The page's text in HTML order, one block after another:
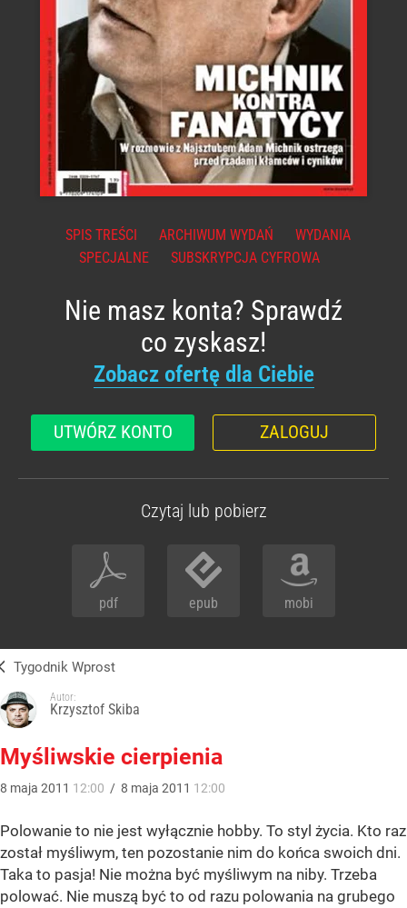
SPIS TREŚCI ARCHIWUM WYDAŃ
WYDANIA
SPECJALNE
SUBSKRYPCJA CYFROWA
Nie masz konta? Sprawdź
co zyskasz!
Zobacz ofertę dla Ciebie
UTWÓRZ KONTO ZALOGUJ
Czytaj lub pobierz
pdf epub mobi
Tygodnik Wprost
Autor:
Krzysztof Skiba
Myśliwskie cierpienia
8 maja 2011 12:00 / 8 maja 2011 12:00
Polowanie to nie jest wyłącznie hobby. To styl życia. Kto raz
został myśliwym, ten pozostanie nim do końca swoich dni.
Taka to pasja! Nie można być myśliwym na niby. Trzeba
polować. Nie muszą być to od razu polowania na grubego